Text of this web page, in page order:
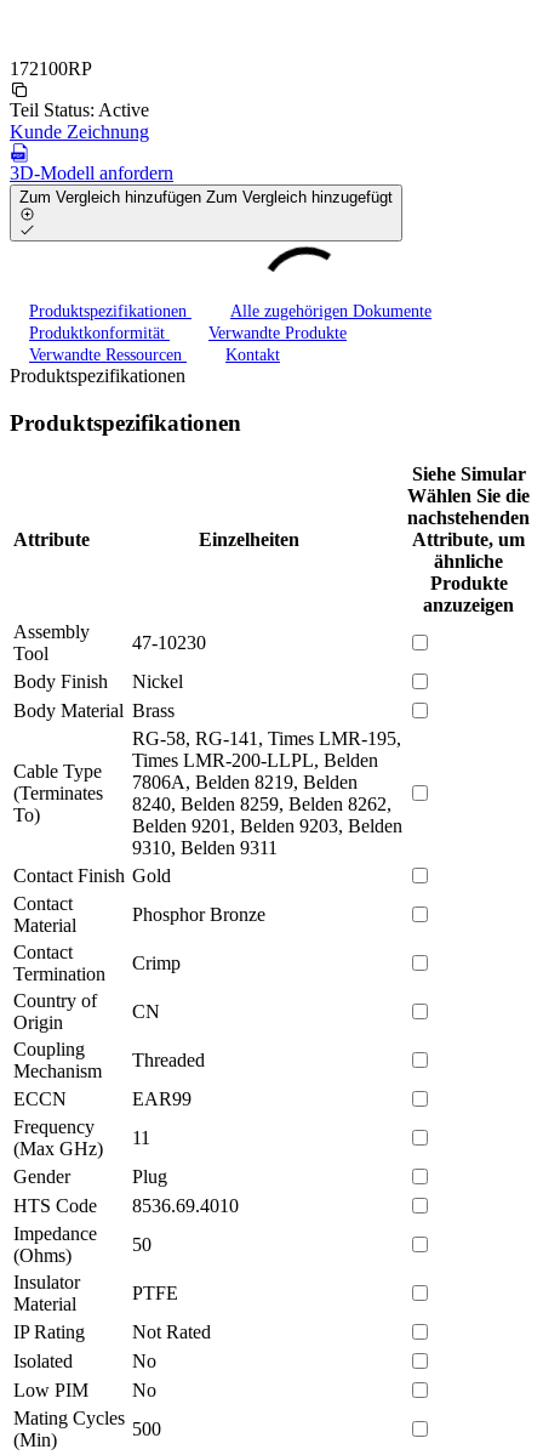
172100RP
Teil Status: Active
Kunde Zeichnung
3D-Modell anfordern
Zum Vergleich hinzufügen Zum Vergleich hinzugefügt
Produktspezifikationen
Alle zugehörigen Dokumente
Produktkonformität
Verwandte Produkte
Verwandte Ressourcen
Kontakt
Produktspezifikationen
Produktspezifikationen
Attribute Einzelheiten
Siehe Simular
Wählen Sie die
nachstehenden
Attribute, um
ähnliche
Produkte
anzuzeigen
Assembly
Tool
47-10230
Body Finish
Nickel
Body Material Brass
Cable Type
(Terminates
To)
RG-58, RG-141, Times LMR-195,
Times LMR-200-LLPL, Belden
7806A, Belden 8219, Belden
8240, Belden 8259, Belden 8262,
Belden 9201, Belden 9203, Belden
9310, Belden 9311
Contact Finish Gold
Contact
Material
Phosphor Bronze
Contact
Termination
Crimp
Country of
Origin
CN
Coupling
Mechanism
Threaded
ECCN
EAR99
Frequency
(Max GHz)
11
Gender
Plug
HTS Code
8536.69.4010
Impedance
(Ohms)
50
Insulator
Material
PTFE
IP Rating
Not Rated
Isolated
No
Low PIM
No
Mating Cycles
(Min)
500